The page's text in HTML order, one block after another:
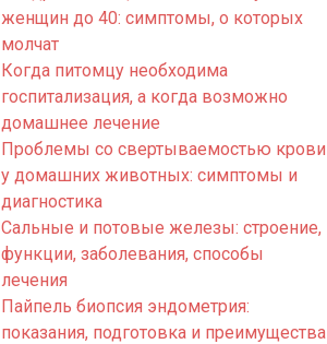
женщин до 40: симптомы, о которых
молчат
Когда питомцу необходима
госпитализация, а когда возможно
домашнее лечение
Проблемы со свертываемостью крови
у домашних животных: симптомы и
диагностика
Сальные и потовые железы: строение,
функции, заболевания, способы
лечения
Пайпель биопсия эндометрия:
показания, подготовка и преимущества